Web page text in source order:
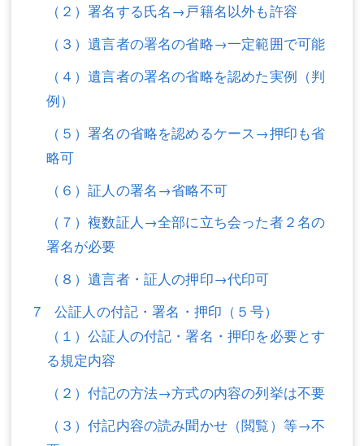
（２）署名する氏名→戸籍名以外も許容
（３）遺言者の署名の省略→一定範囲で可能
（４）遺言者の署名の省略を認めた実例（判
例）
（５）署名の省略を認めるケース→押印も省
略可
（６）証人の署名→省略不可
（７）複数証人→全部に立ち会った者２名の
署名が必要
（８）遺言者・証人の押印→代印可
7 公証人の付記・署名・押印（５号）
（１）公証人の付記・署名・押印を必要とす
る規定内容
（２）付記の方法→方式の内容の列挙は不要
（３）付記内容の読み聞かせ（閲覧）等→不